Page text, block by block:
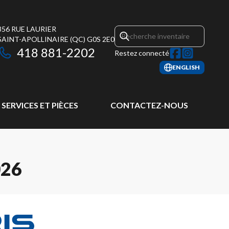
RUE LAURIER
APOLLINAIRE (QC) G0S 2E0
418 881-2202 Restez connecté
ENGLISH
SERVICES ET PIÈCES CONTACTEZ-NOUS